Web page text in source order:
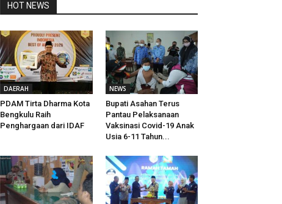
HOT NEWS
DAERAH
PDAM Tirta Dharma Kota
Bengkulu Raih
Penghargaan dari IDAF
NEWS
Bupati Asahan Terus
Pantau Pelaksanaan
Vaksinasi Covid-19 Anak
Usia 6-11 Tahun...